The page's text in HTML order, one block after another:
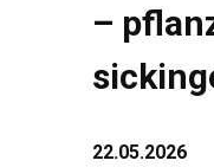
–
22.05.2026